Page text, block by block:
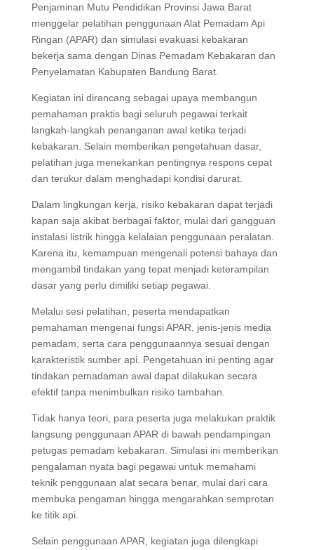
Penjaminan Mutu Pendidikan Provinsi Jawa Barat
menggelar pelatihan penggunaan Alat Pemadam Api
Ringan (APAR) dan simulasi evakuasi kebakaran
bekerja sama dengan Dinas Pemadam Kebakaran dan
Penyelamatan Kabupaten Bandung Barat.
Kegiatan ini dirancang sebagai upaya membangun
pemahaman praktis bagi seluruh pegawai terkait
langkah-langkah penanganan awal ketika terjadi
kebakaran. Selain memberikan pengetahuan dasar,
pelatihan juga menekankan pentingnya respons cepat
dan terukur dalam menghadapi kondisi darurat.
Dalam lingkungan kerja, risiko kebakaran dapat terjadi
kapan saja akibat berbagai faktor, mulai dari gangguan
instalasi listrik hingga kelalaian penggunaan peralatan.
Karena itu, kemampuan mengenali potensi bahaya dan
mengambil tindakan yang tepat menjadi keterampilan
dasar yang perlu dimiliki setiap pegawai.
Melalui sesi pelatihan, peserta mendapatkan
pemahaman mengenai fungsi APAR, jenis-jenis media
pemadam, serta cara penggunaannya sesuai dengan
karakteristik sumber api. Pengetahuan ini penting agar
tindakan pemadaman awal dapat dilakukan secara
efektif tanpa menimbulkan risiko tambahan.
Tidak hanya teori, para peserta juga melakukan praktik
langsung penggunaan APAR di bawah pendampingan
petugas pemadam kebakaran. Simulasi ini memberikan
pengalaman nyata bagi pegawai untuk memahami
teknik penggunaan alat secara benar, mulai dari cara
membuka pengaman hingga mengarahkan semprotan
ke titik api.
Selain penggunaan APAR, kegiatan juga dilengkapi